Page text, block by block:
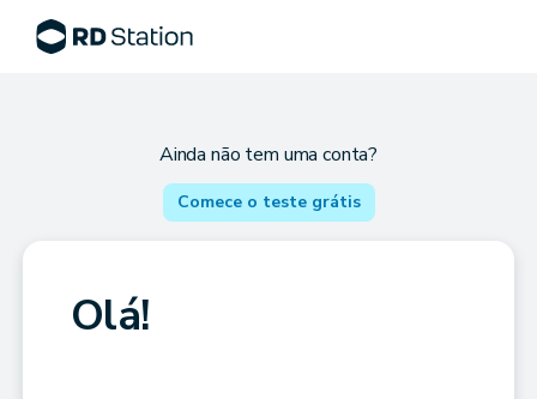
Ainda não tem uma conta?
Comece o teste grátis
Olá!